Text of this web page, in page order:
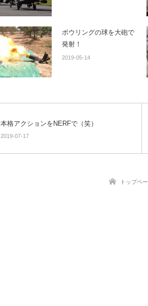
ボウリングの球を大砲で
発射！
2019-05-14
本格アクションをNERFで（笑）
2019-07-17
トップペ